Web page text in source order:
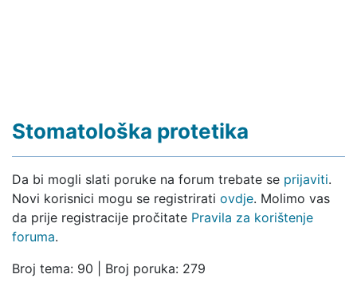
Stomatološka protetika
Da bi mogli slati poruke na forum trebate se prijaviti.
Novi korisnici mogu se registrirati ovdje. Molimo vas
da prije registracije pročitate Pravila za korištenje
foruma.
Broj tema: 90 | Broj poruka: 279